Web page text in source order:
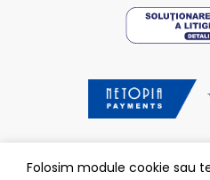
Folosim module cookie sau